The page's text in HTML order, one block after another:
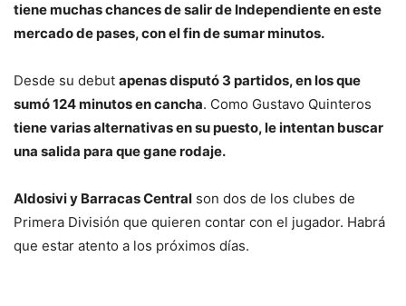
tiene muchas chances de salir de Independiente en este
mercado de pases, con el fin de sumar minutos.
Desde su debut apenas disputó 3 partidos, en los que
sumó 124 minutos en cancha. Como Gustavo Quinteros
tiene varias alternativas en su puesto, le intentan buscar
una salida para que gane rodaje.
Aldosivi y Barracas Central son dos de los clubes de
Primera División que quieren contar con el jugador. Habrá
que estar atento a los próximos días.